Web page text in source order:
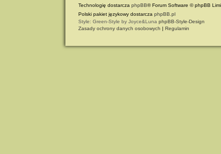
Technologię dostarcza phpBB® Forum Software © phpBB
Polski pakiet językowy dostarcza phpBB.pl
Style: Green-Style by Joyce&Luna phpBB-Style-Design
Zasady ochrony danych osobowych | Regulamin